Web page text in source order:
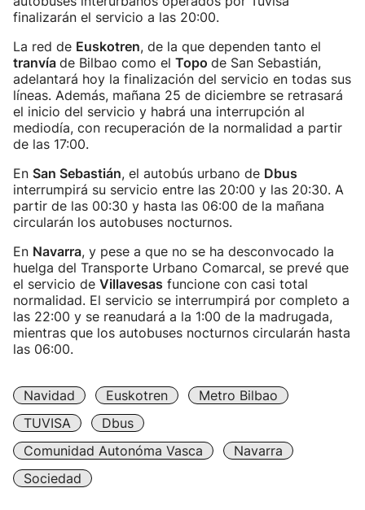
finalizarán el servicio a las 20:00.
La red de Euskotren, de la que dependen tanto el
tranvía de Bilbao como el Topo de San Sebastián,
adelantará hoy la finalización del servicio en todas sus
líneas. Además, mañana 25 de diciembre se retrasará
el inicio del servicio y habrá una interrupción al
mediodía, con recuperación de la normalidad a partir
de las 17:00.
En San Sebastián, el autobús urbano de Dbus
interrumpirá su servicio entre las 20:00 y las 20:30. A
partir de las 00:30 y hasta las 06:00 de la mañana
circularán los autobuses nocturnos.
En Navarra, y pese a que no se ha desconvocado la
huelga del Transporte Urbano Comarcal, se prevé que
el servicio de Villavesas funcione con casi total
normalidad. El servicio se interrumpirá por completo a
las 22:00 y se reanudará a la 1:00 de la madrugada,
mientras que los autobuses nocturnos circularán hasta
las 06:00.
Navidad Euskotren
Metro Bilbao
TUVISA
Dbus
Comunidad Autonóma Vasca
Navarra
Sociedad